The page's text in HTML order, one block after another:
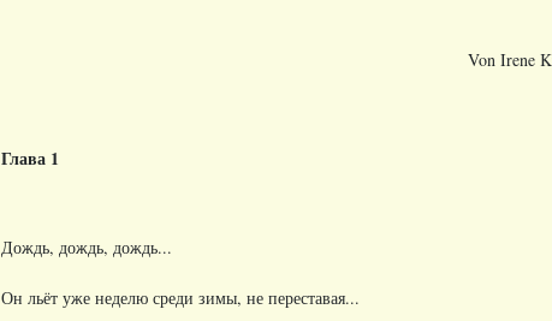
Von Irene
Глава 1
Дождь, дождь, дождь...
Он льёт уже неделю среди зимы, не переставая...